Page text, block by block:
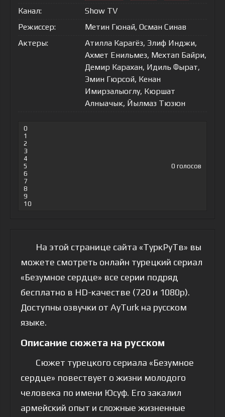
Канал:
Show TV
Режиссер:
Метин Гюнай, Осман Синав
Актеры:
Атилла Карагёз, Элиф Инджи,
Ахмет Енильмез, Мехтап Байри,
Демир Карахан, Идиль Фырат,
Эмин Гюрсой, Кенан
Имирзалыоглу, Кюршат
Алныачык, Йылмаз Тюзюн
0
1
2
3
4
5
6
7
8
9
10
0 голосов
На этой странице сайта «ТуркРуТв» вы
можете смотреть онлайн турецкий сериал
«Безумное сердце» все серии подряд
бесплатно в HD-качестве (720 и 1080p).
Доступны озвучки от AyTurk на русском
языке.
Описание сюжета на русском
Сюжет турецкого сериала «Безумное
сердце» повествует о жизни молодого
человека по имени Юсуф. Его закалил
армейский опыт и сложные жизненные